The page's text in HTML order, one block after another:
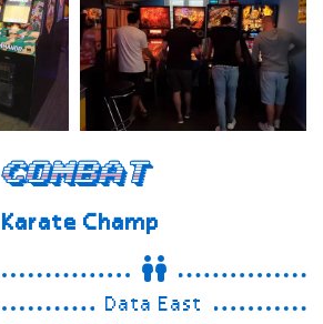
Combat
Karate Champ
Data East